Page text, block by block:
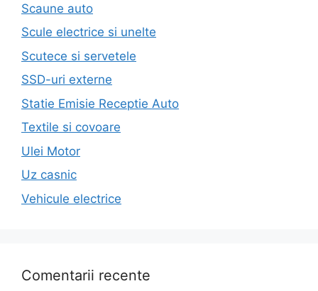
Scaune auto
Scule electrice si unelte
Scutece si servetele
SSD-uri externe
Statie Emisie Receptie Auto
Textile si covoare
Ulei Motor
Uz casnic
Vehicule electrice
Comentarii recente